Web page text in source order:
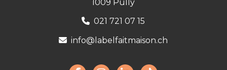
1009 Pully
021 721 07 15
info@labelfaitmaison.ch